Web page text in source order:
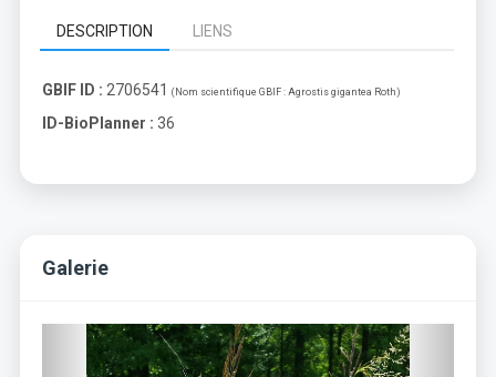
DESCRIPTION LIENS
GBIF ID : 2706541 (Nom scientifique GBIF : Agrostis gigantea Roth )
ID-BioPlanner : 36
Galerie
Previous